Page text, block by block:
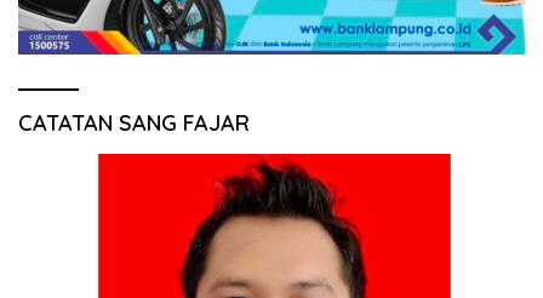
CATATAN SANG FAJAR